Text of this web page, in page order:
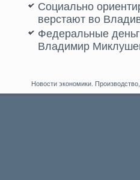
Социально
верстают во
Федеральные
Владимир
Новости экономики.